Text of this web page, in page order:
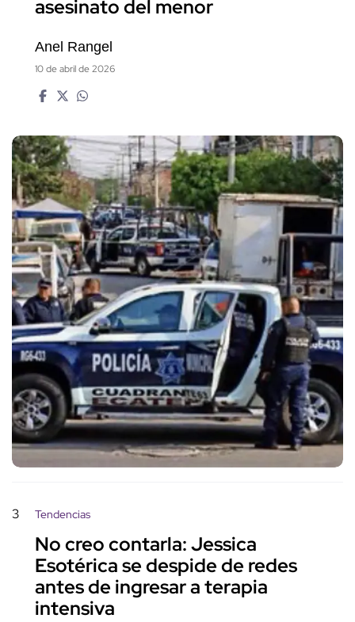
asesinato del menor
Anel Rangel
10 de abril de 2026
3 Tendencias
No creo contarla: Jessica
Esotérica se despide de redes
antes de ingresar a terapia
intensiva